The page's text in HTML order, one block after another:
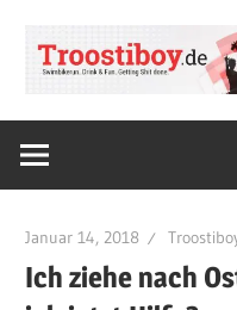
Inhalt
Drink
Getting
Shit
Januar 14, 2018
Ich ziehe nach